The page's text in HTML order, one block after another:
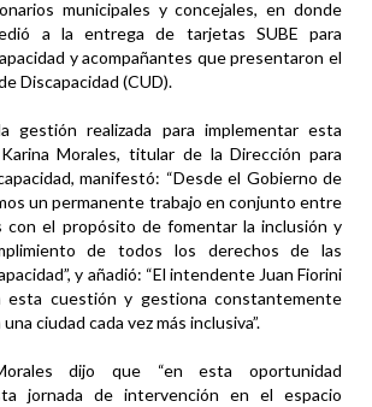
municipales y concejales, en donde
a la entrega de tarjetas SUBE para
y acompañantes que presentaron el
Discapacidad (CUD).
gestión realizada para implementar esta
Morales, titular de la Dirección para
manifestó: “Desde el Gobierno de
un permanente trabajo en conjunto entre
con el propósito de fomentar la inclusión y
de todos los derechos de las
y añadió: “El intendente Juan Fiorini
cuestión y gestiona constantemente
ciudad cada vez más inclusiva”.
dijo que “en esta oportunidad
jornada de intervención en el espacio